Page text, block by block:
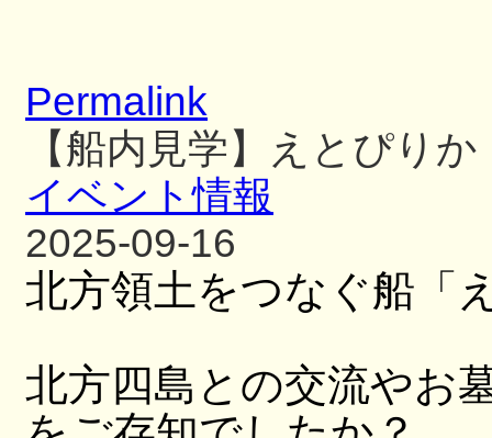
Permalink
【船内見学】えとぴりか
イベント情報
2025-09-16
北方領土をつなぐ船「
北方四島との交流やお